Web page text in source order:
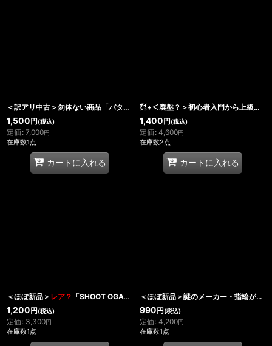
＜訳アリ中古＞勿体ない商品「バタフラフェクト」
1,500円(税込)
定価 : 7,000円
在庫数1点
カートに入れる
㌽+＜廃盤？＞初心者入門から上級者まで
1,400円(税込)
定価 : 4,600円
在庫数2点
カートに入れる
＜ほぼ新品＞ レア？ 「SHOOT OGAWA SPECIAL MAGIC COLLECTION」
1,200円(税込)
定価 : 3,300円
在庫数1点
＜ほぼ新品＞謎のメーカー・指輪が移動するリングフライト「ANOTHER FLYING RING」
990円(税込)
定価 : 4,200円
在庫数1点